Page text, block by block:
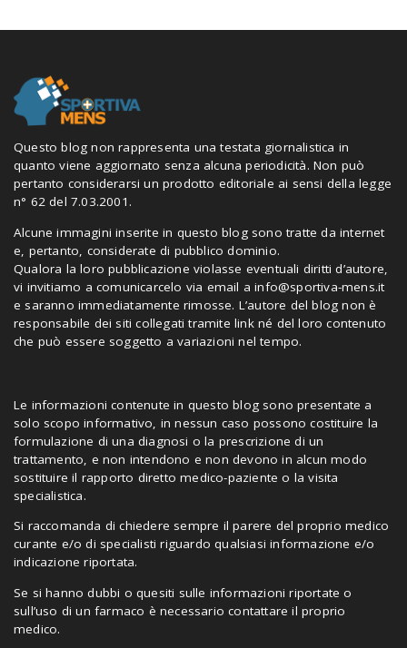
Questo blog non rappresenta una testata giornalistica in
quanto viene aggiornato senza alcuna periodicità. Non può
pertanto considerarsi un prodotto editoriale ai sensi della legge
n° 62 del 7.03.2001.
Alcune immagini inserite in questo blog sono tratte da internet
e, pertanto, considerate di pubblico dominio.
Qualora la loro pubblicazione violasse eventuali diritti d’autore,
vi invitiamo a comunicarcelo via email ainfo@sportiva-mens.it
e saranno immediatamente rimosse. L’autore del blog non è
responsabile dei siti collegati tramite link né del loro contenuto
che può essere soggetto a variazioni nel tempo.
Le informazioni contenute in questo blog sono presentate a
solo scopo informativo, in nessun caso possono costituire la
formulazione di una diagnosi o la prescrizione di un
trattamento, e non intendono e non devono in alcun modo
sostituire il rapporto diretto medico-paziente o la visita
specialistica.
Si raccomanda di chiedere sempre il parere del proprio medico
curante e/o di specialisti riguardo qualsiasi informazione e/o
indicazione riportata.
Se si hanno dubbi o quesiti sulle informazioni riportate o
sull’uso di un farmaco è necessario contattare il proprio
medico.